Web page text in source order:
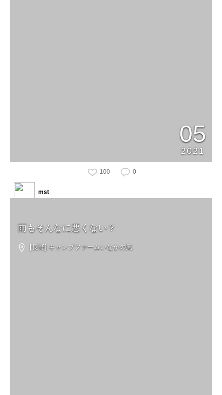
05
2021
100 0
雨もそんなに悪くない？
[長野] キャンプファームいなかの風
mst